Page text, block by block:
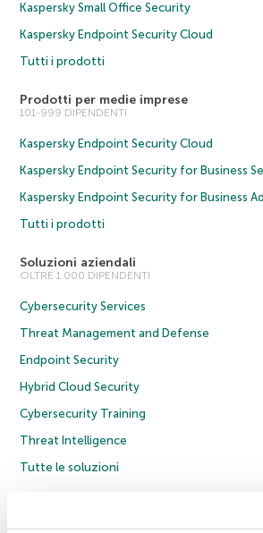
Kaspersky Small Office Security
Kaspersky Endpoint Security Cloud
Tutti i prodotti
Prodotti per medie imprese
101-999 DIPENDENTI
Kaspersky Endpoint Security Cloud
Kaspersky Endpoint Security for Business
Kaspersky Endpoint Security for Business
Tutti i prodotti
Soluzioni aziendali
OLTRE 1.000 DIPENDENTI
Cybersecurity Services
Threat Management and Defense
Endpoint Security
Hybrid Cloud Security
Cybersecurity Training
Threat Intelligence
Tutte le soluzioni